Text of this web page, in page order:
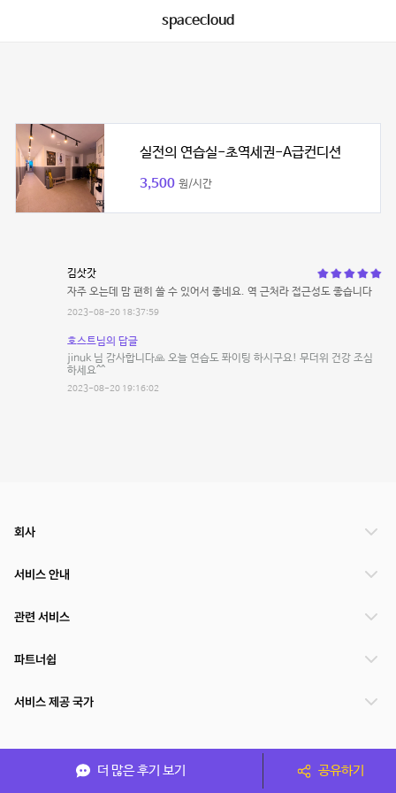
spacecloud
실전의 연습실-초역세권-A급컨디션
3,500 원/시간
김삿갓
자주 오는데 맘 편히 쓸 수 있어서 좋네요. 역 근처라 접근성도 좋습니다
2023-08-20 18:37:59
호스트님의 답글
jinuk 님 감사합니다🙏 오늘 연습도 퐈이팅 하시구요! 무더위 건강 조심
하세요^^
2023-08-20 19:16:02
더 많은 후기 보기 공유하기
회사
서비스 안내
관련 서비스
파트너쉽
서비스 제공 국가
(주)NSPACE 사업자정보